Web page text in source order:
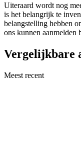
Uiteraard wordt nog
is het belangrijk te
belangstelling hebben
ons kunnen aanmelden
Vergelijkbare
Meest recent